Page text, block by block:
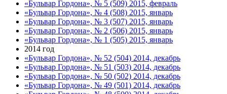
«Бульвар Гордона», № 5 (509) 2015, февраль
«Бульвар Гордона», № 4 (508) 2015, январь
«Бульвар Гордона», № 3 (507) 2015, январь
«Бульвар Гордона», № 2 (506) 2015, январь
«Бульвар Гордона», № 1 (505) 2015, январь
2014 год
«Бульвар Гордона», № 52 (504) 2014, декабрь
«Бульвар Гордона», № 51 (503) 2014, декабрь
«Бульвар Гордона», № 50 (502) 2014, декабрь
«Бульвар Гордона», № 49 (501) 2014, декабрь